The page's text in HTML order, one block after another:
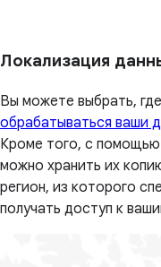
Локализация
Вы можете выбрать,
обрабатываться ваши
Кроме того, с помощью
можно хранить их
регион, из которого
получать доступ к